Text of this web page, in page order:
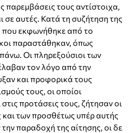
παρεμβάσεις τους αντίστοιχα,
σε αυτές. Κατά τη συζήτηση της
που εκφωνήθηκε από το
παραστάθηκαν, όπως
Οι πληρεξούσιοι των
τον λόγο από την
και προφορικά τους
τους, οι οποίοι
προτάσεις τους, ζήτησαν οι
και των προσθέτως υπέρ αυτής
παραδοχή της αίτησης, οι δε